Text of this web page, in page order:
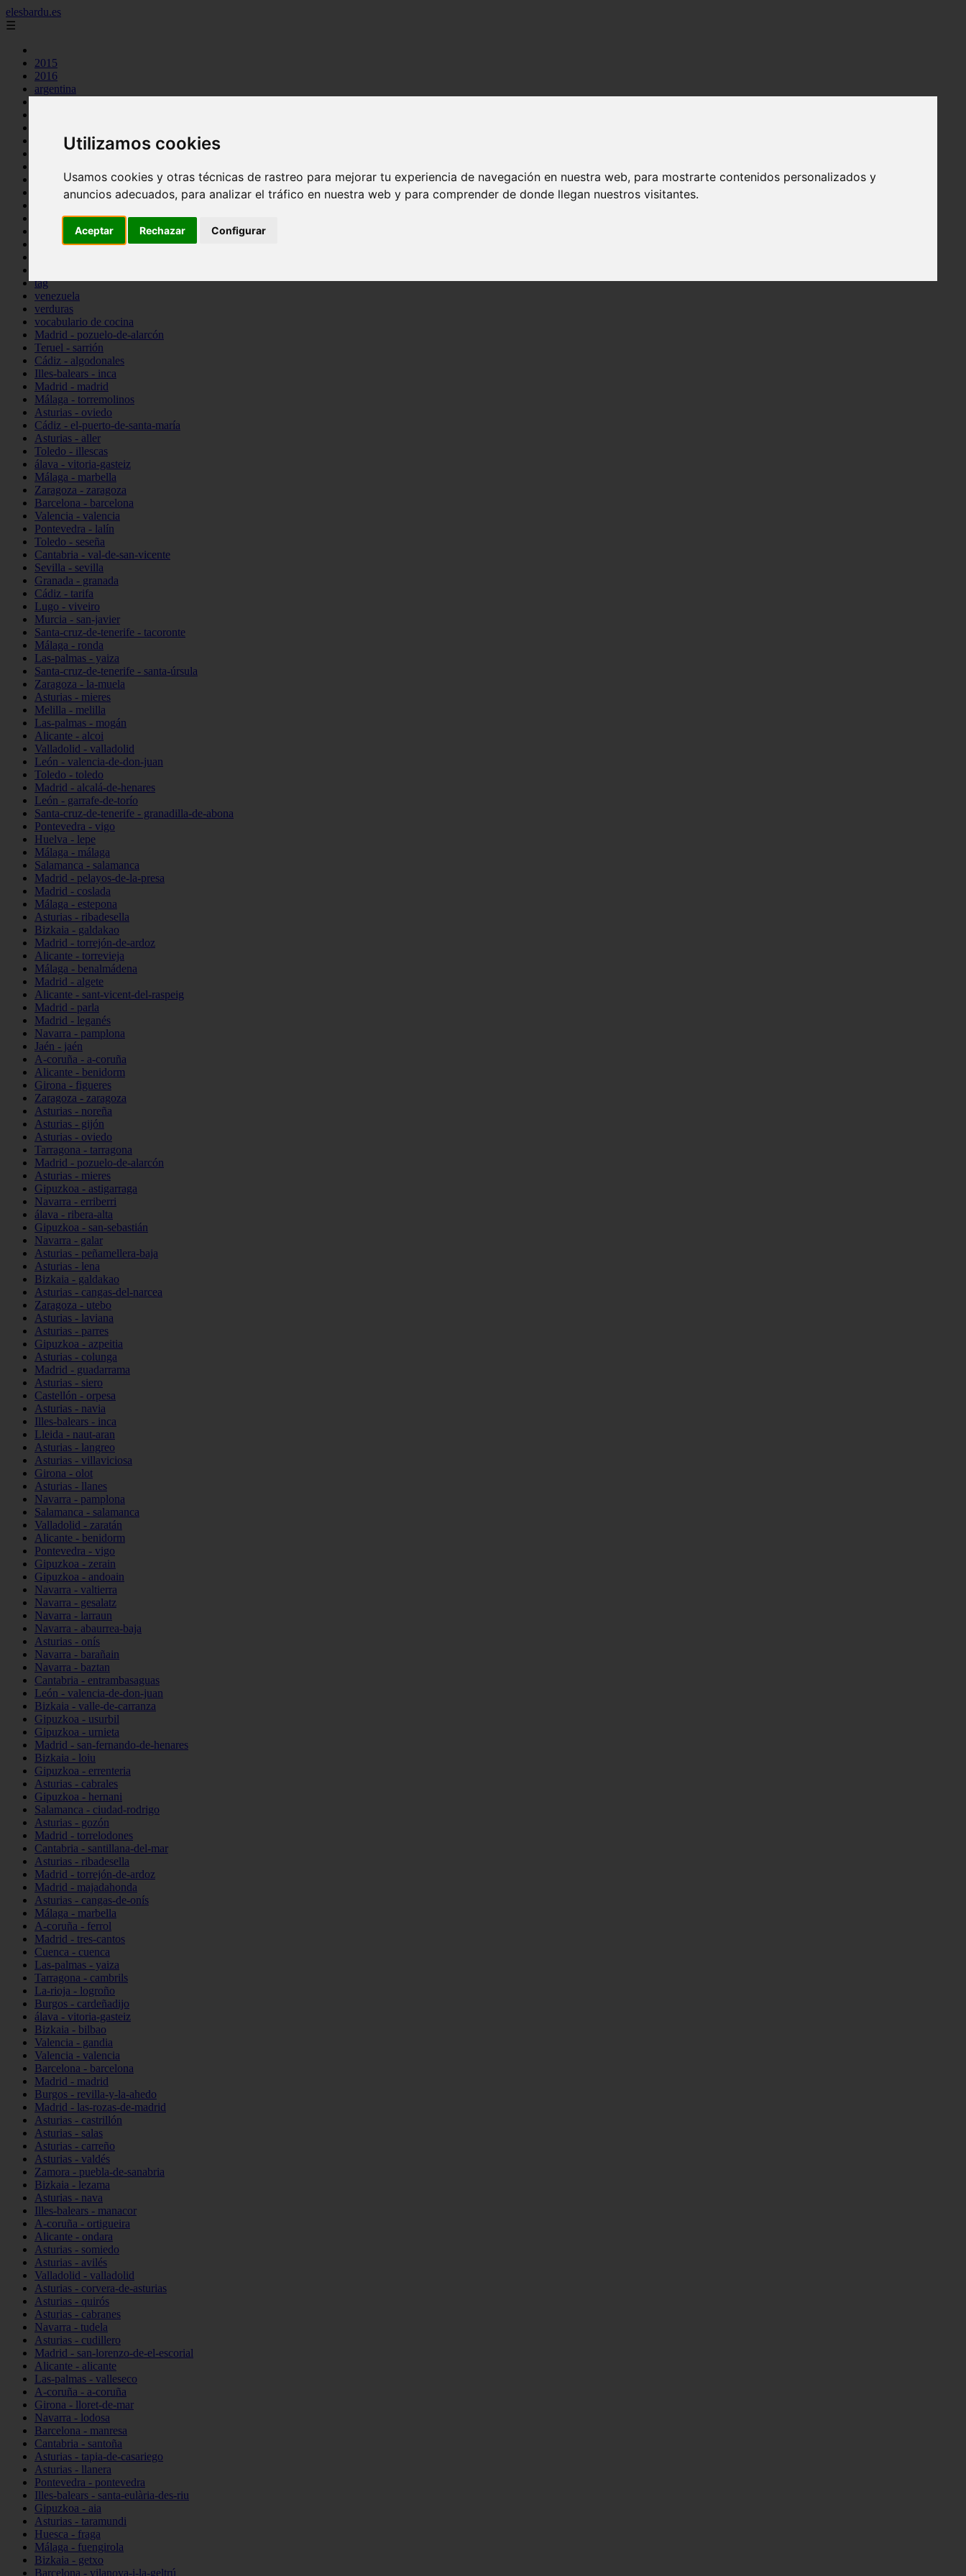
Utilizamos cookies
Usamos cookies y otras técnicas de rastreo para mejorar tu experiencia de navegación en nuestra web, para mostrarte contenidos personalizados y
anuncios adecuados, para analizar el tráfico en nuestra web y para comprender de donde llegan nuestros visitantes.
Aceptar Rechazar Configurar
elesbardu.es
☰
2015
2016
argentina
cocina casera
comidas
huevos
mariscos
postres
tag
venezuela
verduras
vocabulario de cocina
Madrid - pozuelo-de-alarcón
Teruel - sarrión
Cádiz - algodonales
Illes-balears - inca
Madrid - madrid
Málaga - torremolinos
Asturias - oviedo
Cádiz - el-puerto-de-santa-maría
Asturias - aller
Toledo - illescas
álava - vitoria-gasteiz
Málaga - marbella
Zaragoza - zaragoza
Barcelona - barcelona
Valencia - valencia
Pontevedra - lalín
Toledo - seseña
Cantabria - val-de-san-vicente
Sevilla - sevilla
Granada - granada
Cádiz - tarifa
Lugo - viveiro
Murcia - san-javier
Santa-cruz-de-tenerife - tacoronte
Málaga - ronda
Las-palmas - yaiza
Santa-cruz-de-tenerife - santa-úrsula
Zaragoza - la-muela
Asturias - mieres
Melilla - melilla
Las-palmas - mogán
Alicante - alcoi
Valladolid - valladolid
León - valencia-de-don-juan
Toledo - toledo
Madrid - alcalá-de-henares
León - garrafe-de-torío
Santa-cruz-de-tenerife - granadilla-de-abona
Pontevedra - vigo
Huelva - lepe
Málaga - málaga
Salamanca - salamanca
Madrid - pelayos-de-la-presa
Madrid - coslada
Málaga - estepona
Asturias - ribadesella
Bizkaia - galdakao
Madrid - torrejón-de-ardoz
Alicante - torrevieja
Málaga - benalmádena
Madrid - algete
Alicante - sant-vicent-del-raspeig
Madrid - parla
Madrid - leganés
Navarra - pamplona
Jaén - jaén
A-coruña - a-coruña
Alicante - benidorm
Girona - figueres
Zaragoza - zaragoza
Asturias - noreña
Asturias - gijón
Asturias - oviedo
Tarragona - tarragona
Madrid - pozuelo-de-alarcón
Asturias - mieres
Gipuzkoa - astigarraga
Navarra - erriberri
álava - ribera-alta
Gipuzkoa - san-sebastián
Navarra - galar
Asturias - peñamellera-baja
Asturias - lena
Bizkaia - galdakao
Asturias - cangas-del-narcea
Zaragoza - utebo
Asturias - laviana
Asturias - parres
Gipuzkoa - azpeitia
Asturias - colunga
Madrid - guadarrama
Asturias - siero
Castellón - orpesa
Asturias - navia
Illes-balears - inca
Lleida - naut-aran
Asturias - langreo
Asturias - villaviciosa
Girona - olot
Asturias - llanes
Navarra - pamplona
Salamanca - salamanca
Valladolid - zaratán
Alicante - benidorm
Pontevedra - vigo
Gipuzkoa - zerain
Gipuzkoa - andoain
Navarra - valtierra
Navarra - gesalatz
Navarra - larraun
Navarra - abaurrea-baja
Asturias - onís
Navarra - barañain
Navarra - baztan
Cantabria - entrambasaguas
León - valencia-de-don-juan
Bizkaia - valle-de-carranza
Gipuzkoa - usurbil
Gipuzkoa - urnieta
Madrid - san-fernando-de-henares
Bizkaia - loiu
Gipuzkoa - errenteria
Asturias - cabrales
Gipuzkoa - hernani
Salamanca - ciudad-rodrigo
Asturias - gozón
Madrid - torrelodones
Cantabria - santillana-del-mar
Asturias - ribadesella
Madrid - torrejón-de-ardoz
Madrid - majadahonda
Asturias - cangas-de-onís
Málaga - marbella
A-coruña - ferrol
Madrid - tres-cantos
Cuenca - cuenca
Las-palmas - yaiza
Tarragona - cambrils
La-rioja - logroño
Burgos - cardeñadijo
álava - vitoria-gasteiz
Bizkaia - bilbao
Valencia - gandia
Valencia - valencia
Barcelona - barcelona
Madrid - madrid
Burgos - revilla-y-la-ahedo
Madrid - las-rozas-de-madrid
Asturias - castrillón
Asturias - salas
Asturias - carreño
Asturias - valdés
Zamora - puebla-de-sanabria
Bizkaia - lezama
Asturias - nava
Illes-balears - manacor
A-coruña - ortigueira
Alicante - ondara
Asturias - somiedo
Asturias - avilés
Valladolid - valladolid
Asturias - corvera-de-asturias
Asturias - quirós
Asturias - cabranes
Navarra - tudela
Asturias - cudillero
Madrid - san-lorenzo-de-el-escorial
Alicante - alicante
Las-palmas - valleseco
A-coruña - a-coruña
Girona - lloret-de-mar
Navarra - lodosa
Barcelona - manresa
Cantabria - santoña
Asturias - tapia-de-casariego
Asturias - llanera
Pontevedra - pontevedra
Illes-balears - santa-eulària-des-riu
Gipuzkoa - aia
Asturias - taramundi
Huesca - fraga
Málaga - fuengirola
Bizkaia - getxo
Barcelona - vilanova-i-la-geltrú